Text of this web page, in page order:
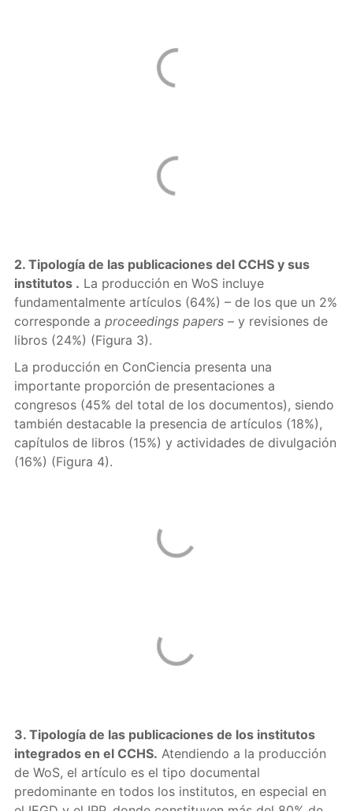
2. Tipología de las publicaciones del CCHS y sus
institutos. La producción en WoS incluye
fundamentalmente artículos (64%) – de los que un 2%
corresponde a proceedings papers– y revisiones de
libros (24%) (Figura 3).
La producción en ConCiencia presenta una
importante proporción de presentaciones a
congresos (45% del total de los documentos), siendo
también destacable la presencia de artículos (18%),
capítulos de libros (15%) y actividades de divulgación
(16%) (Figura 4).
3. Tipología de las publicaciones de los institutos
integrados en el CCHS. Atendiendo a la producción
de WoS, el artículo es el tipo documental
predominante en todos los institutos, en especial en